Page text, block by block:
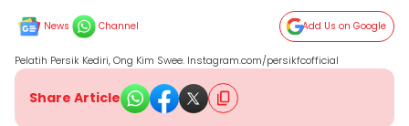
News Channel Add Us on Google
Pelatih Persik Kediri, Ong Kim Swee. Instagram.com/persikfcofficial
Share Article